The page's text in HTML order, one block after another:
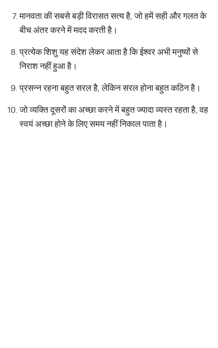
मानवता की सबसे बड़ी विरासत सत्य है, जो हमें सही और गलत के
बीच अंतर करने में मदद करती है।
प्रत्येक शिशु यह संदेश लेकर आता है कि ईश्वर अभी मनुष्यों से
निराश नहीं हुआ है।
प्रसन्न रहना बहुत सरल है, लेकिन सरल होना बहुत कठिन है।
जो व्यक्ति दूसरों का अच्छा करने में बहुत ज्यादा व्यस्त रहता है, वह
स्वयं अच्छा होने के लिए समय नहीं निकाल पाता है।